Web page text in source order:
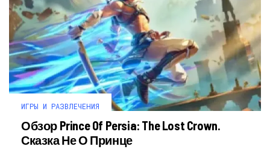
ИГРЫ И РАЗВЛЕЧЕНИЯ
Обзор Prince Of Persia: The Lost Crown.
Сказка Не О Принце